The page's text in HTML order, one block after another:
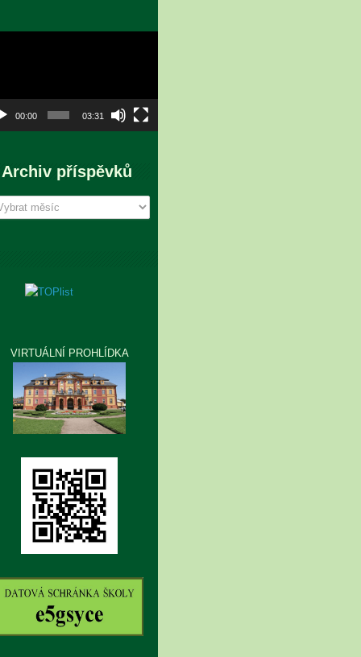
00:00 03:31
Archiv příspěvků
VIRTUÁLNÍ PROHLÍDKA